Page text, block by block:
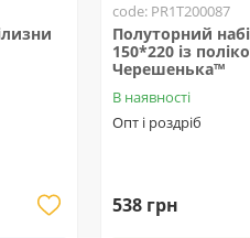
code: PR1T200087
Полуторний
150*220 із
Черешенька™
В наявності
Опт і роздріб
538 грн